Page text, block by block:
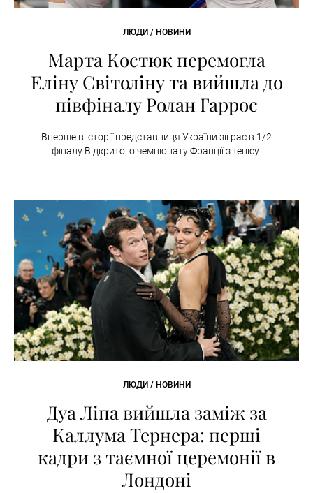
ЛЮДИ / НОВИНИ
Марта Костюк перемогла
Еліну Світоліну та вийшла до
півфіналу Ролан Гаррос
Вперше в історії представниця України зіграє в 1/2
фіналу Відкритого чемпіонату Франції з тенісу
ЛЮДИ / НОВИНИ
Дуа Ліпа вийшла заміж за
Каллума Тернера: перші
кадри з таємної церемонії в
Лондоні